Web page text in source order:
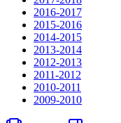
2016-2017
2015-2016
2014-2015
2013-2014
2012-2013
2011-2012
2010-2011
2009-2010